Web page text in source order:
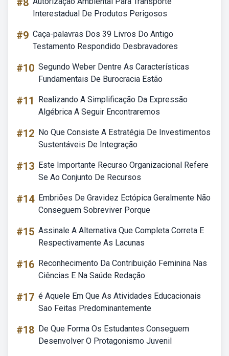
#8
Interestadual De Produtos Perigosos
#9 Caça-palavras Dos 39 Livros Do Antigo
Testamento Respondido Desbravadores
#10 Segundo Weber Dentre As Características
Fundamentais De Burocracia Estão
#11
Realizando A Simplificação Da Expressão
Algébrica A Seguir Encontraremos
#12 No Que Consiste A Estratégia De Investimentos
Sustentáveis De Integração
#13 Este Importante Recurso Organizacional Refere
Se Ao Conjunto De Recursos
#14 Embriões De Gravidez Ectópica Geralmente Não
Conseguem Sobreviver Porque
#15 Assinale A Alternativa Que Completa Correta E
Respectivamente As Lacunas
#16 Reconhecimento Da Contribuição Feminina Nas
Ciências E Na Saúde Redação
#17 é Aquele Em Que As Atividades Educacionais
Sao Feitas Predominantemente
#18 De Que Forma Os Estudantes Conseguem
Desenvolver O Protagonismo Juvenil